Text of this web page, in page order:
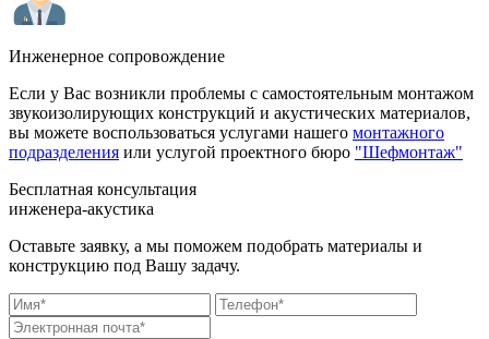
Инженерное сопровождение
Если у Вас возникли проблемы с самостоятельным монтажом
звукоизолирующих конструкций и акустических материалов,
вы можете воспользоваться услугами нашего монтажного
подразделения или услугой проектного бюро "Шефмонтаж"
Бесплатная консультация
инженера-акустика
Оставьте заявку, а мы поможем подобрать материалы и
конструкцию под Вашу задачу.